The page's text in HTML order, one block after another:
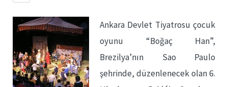
Ankara Devlet Tiyatrosu çocuk
oyunu “Boğaç Han”,
Brezilya’nın Sao Paulo
şehrinde, düzenlenecek olan 6.